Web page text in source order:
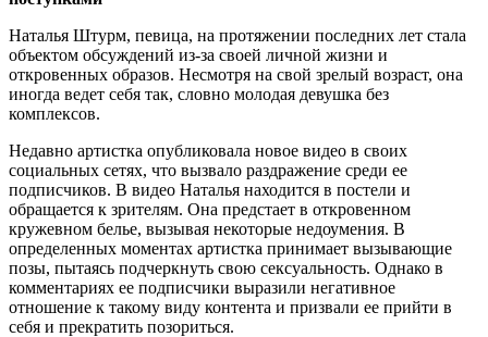
Наталья Штурм, певица, на протяжении последних лет стала
объектом обсуждений из-за своей личной жизни и
откровенных образов. Несмотря на свой зрелый возраст, она
иногда ведет себя так, словно молодая девушка без
комплексов.
Недавно артистка опубликовала новое видео в своих
социальных сетях, что вызвало раздражение среди ее
подписчиков. В видео Наталья находится в постели и
обращается к зрителям. Она предстает в откровенном
кружевном белье, вызывая некоторые недоумения. В
определенных моментах артистка принимает вызывающие
позы, пытаясь подчеркнуть свою сексуальность. Однако в
комментариях ее подписчики выразили негативное
отношение к такому виду контента и призвали ее прийти в
себя и прекратить позориться.